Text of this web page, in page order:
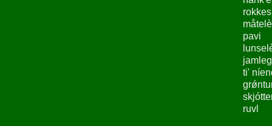
pavi
ti'
ruvl